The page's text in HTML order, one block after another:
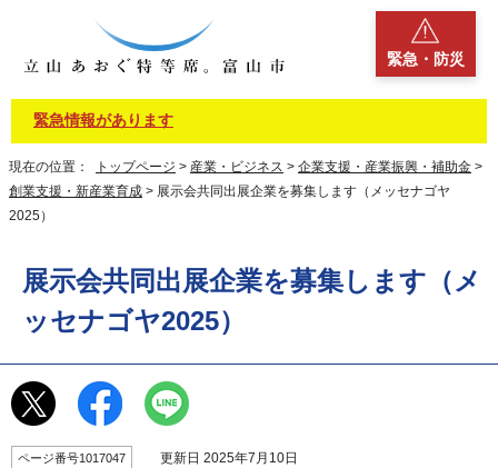
緊急・防災
緊急情報があります
現在の位置： トップページ > 産業・ビジネス > 企業支援・産業振興・補助金 >
創業支援・新産業育成 > 展示会共同出展企業を募集します（メッセナゴヤ
2025）
展示会共同出展企業を募集します（メ
ッセナゴヤ2025）
ページ番号1017047 更新日 2025年7月10日